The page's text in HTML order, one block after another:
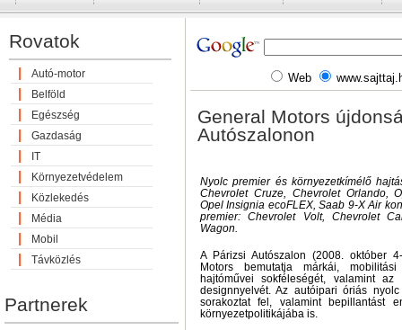
Rovatok
Autó-motor
Belföld
Egészség
Gazdaság
IT
Környezetvédelem
Közlekedés
Média
Mobil
Távközlés
Partnerek
Web
General Motors
Autószalonon
Nyolc premier és környezetkímélő
Chevrolet Cruze, Chevrolet Orlando,
Opel Insignia ecoFLEX, Saab 9-X Air
premier: Chevrolet Volt, Chevrolet
Wagon.
A Párizsi Autószalon (2008. október
Motors bemutatja márkái,
hajtóművei sokféleségét, valamint
designnyelvét. Az autóipari óriás
sorakoztat fel, valamint bepillantást
környezetpolitikájába is.